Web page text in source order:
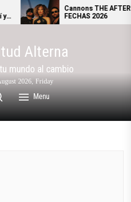
Cannons THE
FECHAS 2026
Alterna
mundo al cambio
2026, Friday
Menu